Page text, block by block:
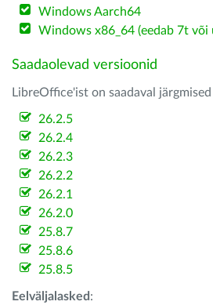
Windows Aarch64
Windows x86_64 (eedab 7t või
Saadaolevad versioonid
LibreOffice'ist on saadaval
26.2.5
26.2.4
26.2.3
26.2.2
26.2.1
26.2.0
25.8.7
25.8.6
25.8.5
Eelväljalasked :